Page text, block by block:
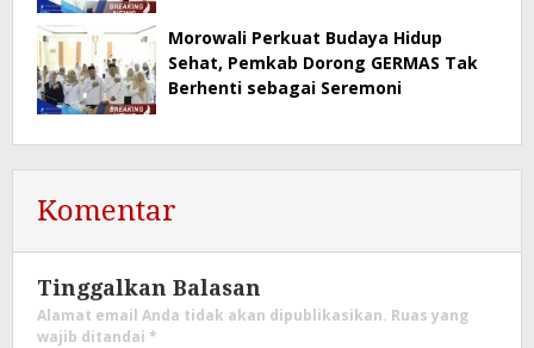
Morowali Perkuat Budaya Hidup
Sehat, Pemkab Dorong GERMAS Tak
Berhenti sebagai Seremoni
Komentar
Tinggalkan Balasan
Alamat email Anda tidak akan dipublikasikan. Ruas yang
wajib ditandai *